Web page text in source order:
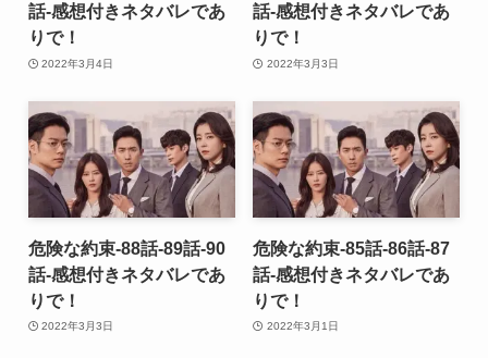
話-感想付きネタバレであ
りで！
2022年3月4日
話-感想付きネタバレであ
りで！
2022年3月3日
危険な約束-88話-89話-90
話-感想付きネタバレであ
りで！
2022年3月3日
危険な約束-85話-86話-87
話-感想付きネタバレであ
りで！
2022年3月1日